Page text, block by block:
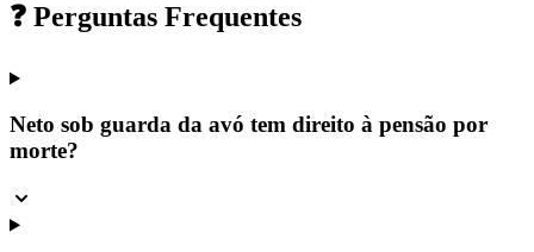
❓ Perguntas Frequentes
Neto sob guarda da avó tem direito à pensão por
morte?